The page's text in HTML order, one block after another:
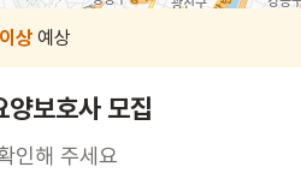
상 예상
보호사 모집
인해 주세요